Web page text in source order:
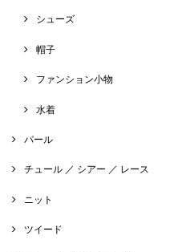
シューズ
帽子
ファンション小物
水着
パール
チュール ／ シアー ／ レース
ニット
ツイード